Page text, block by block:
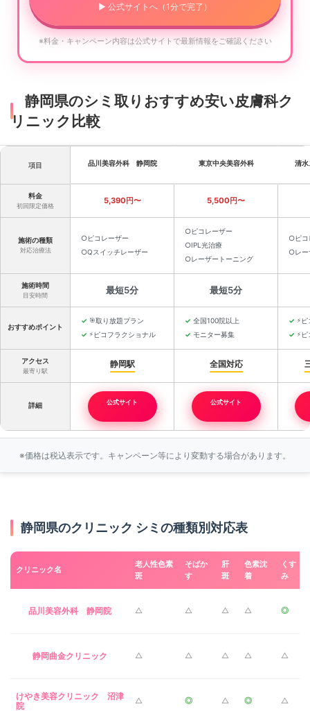
▶ 公式サイトへ（1分で完了）
※料金・キャンペーン内容は公式サイトで最新情報をご確認ください
静岡県のシミ取りおすすめ安い皮膚科ク
リニック比較
項目 品川美容外科 静岡院 東京中央美容外科 清水
料金
初回限定価格
5,390円〜 5,500円〜
施術の種類
対応治療法
○ピコレーザー
○Qスイッチレーザー
○ピコレーザー
○IPL光治療
○レーザートーニング
○ピコ
○レー
施術時間
目安時間 最短5分 最短5分
おすすめポイント
🎯取り放題プラン
⚡ピコフラクショナル
全国100院以上
モニター募集
⚡ピ
⚡ピ
アクセス
最寄り駅
静岡駅 全国対応
詳細 公式サイト 公式サイト
※価格は税込表示です。キャンペーン等により変動する場合があります。
静岡県のクリニック シミの種類別対応表
クリニック名
老人性色素
斑
そばか
す
肝
斑
色素沈
着
くす
み
品川美容外科 静岡院 △ △ △ △ ◎
静岡曲金クリニック △ △ △ △ △
けやき美容クリニック 沼津
院
△ ◎ △ ◎ △